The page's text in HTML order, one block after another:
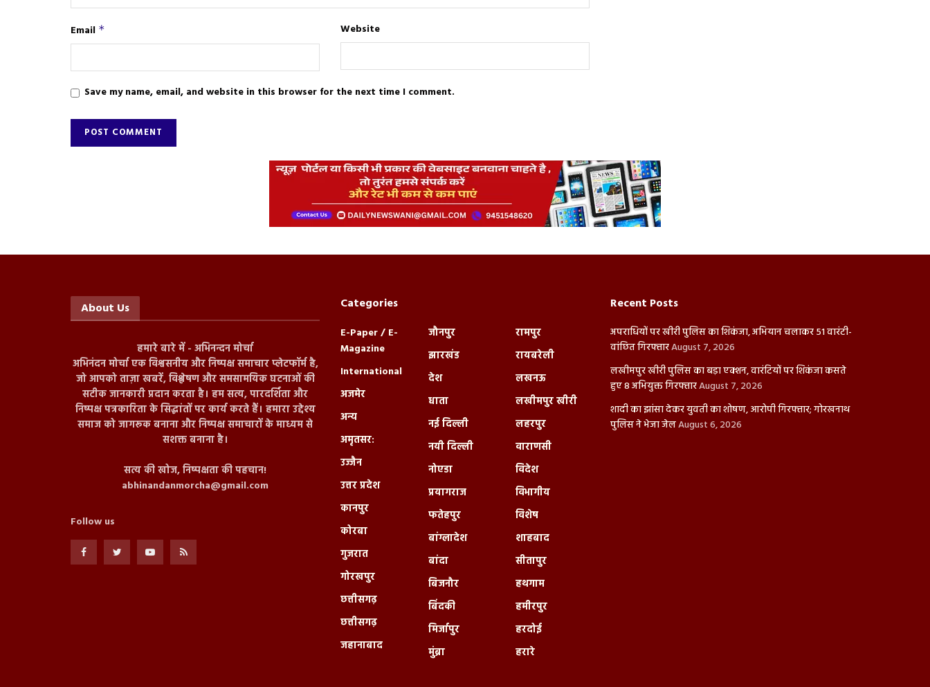
Email * Website
Save my name, email, and website in this browser for the next time I comment.
About Us
हमारे बारे में - अभिनन्दन मोर्चा
अभिनंदन मोर्चा एक विश्वसनीय और निष्पक्ष समाचार प्लेटफॉर्म है,
जो आपको ताज़ा खबरें, विश्लेषण और समसामयिक घटनाओं की
सटीक जानकारी प्रदान करता है। हम सत्य, पारदर्शिता और
निष्पक्ष पत्रकारिता के सिद्धांतों पर कार्य करते हैं। हमारा उद्देश्य
समाज को जागरूक बनाना और निष्पक्ष समाचारों के माध्यम से
सशक्त बनाना है।
सत्य की खोज, निष्पक्षता की पहचान!
abhinandanmorcha@gmail.com
Follow us
Categories
E-Paper / E-
Magazine
International
अजमेर
अन्य
अमृतसर:
उज्जैन
उत्तर प्रदेश
कानपुर
कोरबा
गुजरात
गोरखपुर
छत्तीसगढ़
छत्तीसगढ़
जहानाबाद
जौनपुर
झारखंड
देश
धाता
नई दिल्ली
नयी दिल्ली
नोएडा
प्रयागराज
फतेहपुर
बांग्लादेश
बांदा
बिजनौर
बिंदकी
मिर्जापुर
मुंब्रा
रामपुर
रायबरेली
लखनऊ
लखीमपुर खीरी
लहरपुर
वाराणसी
विदेश
विभागीय
विशेष
शाहबाद
सीतापुर
हथगाम
हमीरपुर
हरदोई
हरारे
Recent Posts
अपराधियों पर खीरी पुलिस का शिकंजा, अभियान चलाकर 51 वारंटी-
वांछित गिरफ्तारAugust 7, 2026
लखीमपुर खीरी पुलिस का बड़ा एक्शन, वारंटियों पर शिकंजा कसते
हुए 8 अभियुक्त गिरफ्तारAugust 7, 2026
शादी का झांसा देकर युवती का शोषण, आरोपी गिरफ्तार; गोरखनाथ
पुलिस ने भेजा जेलAugust 6, 2026